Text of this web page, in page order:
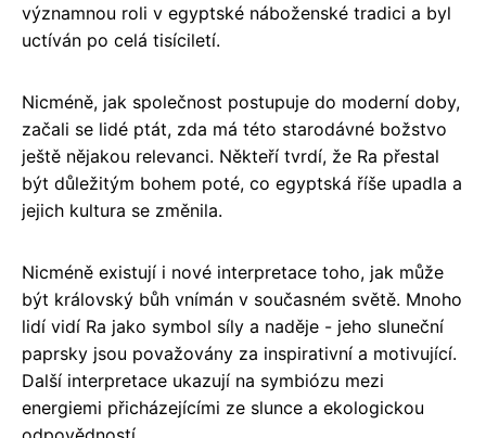
významnou roli v egyptské náboženské tradici a byl
uctíván po celá tisíciletí.
Nicméně, jak společnost postupuje do moderní doby,
začali se lidé ptát, zda má této starodávné božstvo
ještě nějakou relevanci. Někteří tvrdí, že Ra přestal
být důležitým bohem poté, co egyptská říše upadla a
jejich kultura se změnila.
Nicméně existují i nové interpretace toho, jak může
být královský bůh vnímán v současném světě. Mnoho
lidí vidí Ra jako symbol síly a naděje - jeho sluneční
paprsky jsou považovány za inspirativní a motivující.
Další interpretace ukazují na symbiózu mezi
energiemi přicházejícími ze slunce a ekologickou